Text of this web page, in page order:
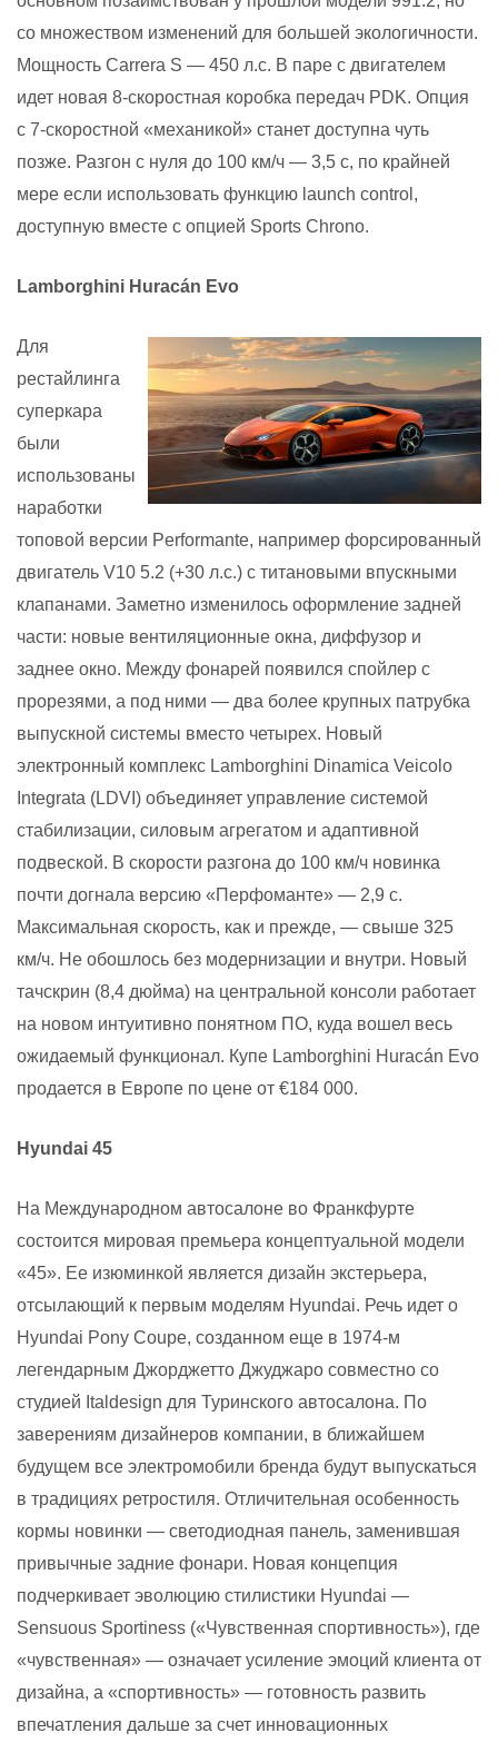
со множеством изменений для большей экологичности.
Мощность Carrera S — 450 л.с. В паре с двигателем
идет новая 8-скоростная коробка передач PDK. Опция
с 7-скоростной «механикой» станет доступна чуть
позже. Разгон с нуля до 100 км/ч — 3,5 с, по крайней
мере если использовать функцию launch control,
доступную вместе с опцией Sports Chrono.
Lamborghini Huracán Evo
Для
рестайлинга
суперкара
были
использованы
наработки
топовой версии Performante, например форсированный
двигатель V10 5.2 (+30 л.с.) с титановыми впускными
клапанами. Заметно изменилось оформление задней
части: новые вентиляционные окна, диффузор и
заднее окно. Между фонарей появился спойлер с
прорезями, а под ними — два более крупных патрубка
выпускной системы вместо четырех. Новый
электронный комплекс Lamborghini Dinamica Veicolo
Integrata (LDVI) объединяет управление системой
стабилизации, силовым агрегатом и адаптивной
подвеской. В скорости разгона до 100 км/ч новинка
почти догнала версию «Перфоманте» — 2,9 с.
Максимальная скорость, как и прежде, — свыше 325
км/ч. Не обошлось без модернизации и внутри. Новый
тачскрин (8,4 дюйма) на центральной консоли работает
на новом интуитивно понятном ПО, куда вошел весь
ожидаемый функционал. Купе Lamborghini Huracán Evo
продается в Европе по цене от €184 000.
Hyundai 45
На Международном автосалоне во Франкфурте
состоится мировая премьера концептуальной модели
«45». Ее изюминкой является дизайн экстерьера,
отсылающий к первым моделям Hyundai. Речь идет о
Hyundai Pony Coupe, созданном еще в 1974-м
легендарным Джорджетто Джуджаро совместно со
студией Italdesign для Туринского автосалона. По
заверениям дизайнеров компании, в ближайшем
будущем все электромобили бренда будут выпускаться
в традициях ретростиля. Отличительная особенность
кормы новинки — светодиодная панель, заменившая
привычные задние фонари. Новая концепция
подчеркивает эволюцию стилистики Hyundai —
Sensuous Sportiness («Чувственная спортивность»), где
«чувственная» — означает усиление эмоций клиента от
дизайна, а «спортивность» — готовность развить
впечатления дальше за счет инновационных